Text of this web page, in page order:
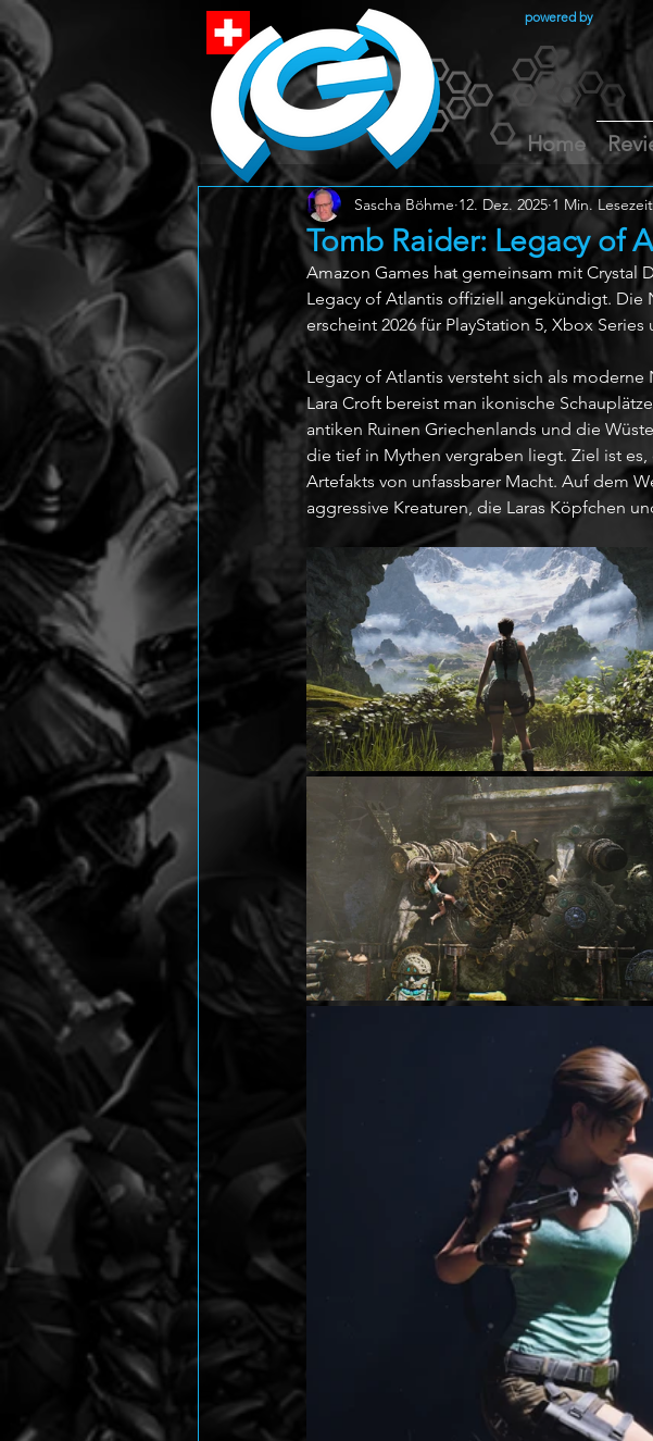
powered by
Home
Tomb Raider: Legacy of
Sascha Böhme 12. Dez. 2025 1 Min. Lesezeit
Amazon Games hat gemeinsam mit Crystal
Legacy of Atlantis offiziell angekündigt. Die
erscheint 2026 für PlayStation 5, Xbox Series
Legacy of Atlantis versteht sich als
Lara Croft bereist man ikonische
antiken Ruinen Griechenlands und die
die tief in Mythen vergraben liegt. Ziel ist
Artefakts von unfassbarer Macht. Auf dem
aggressive Kreaturen, die Laras Köpfchen